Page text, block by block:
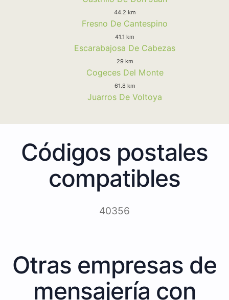
44.2 km
Fresno De Cantespino
41.1 km
Escarabajosa De Cabezas
29 km
Cogeces Del Monte
61.8 km
Juarros De Voltoya
Códigos postales
compatibles
40356
Otras empresas de
mensajería con